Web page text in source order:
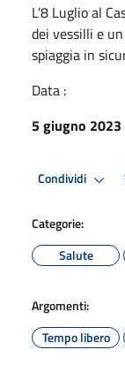
L’8 Luglio al
dei vessilli e
spiaggia in
Data :
5 giugno 2023
Condividi
Categorie:
Salute
Argomenti:
Tempo libero